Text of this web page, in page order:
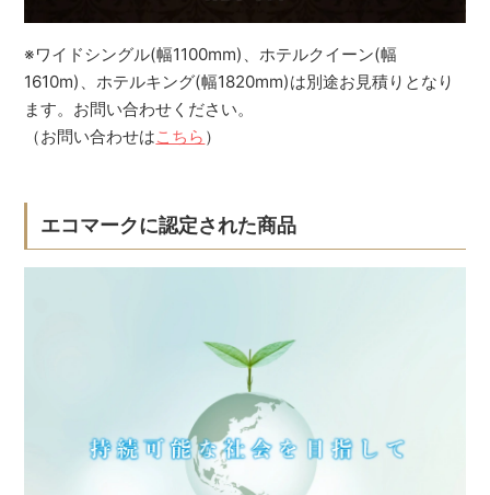
※ワイドシングル(幅1100mm)、ホテルクイーン(幅
1610m)、ホテルキング(幅1820mm)は別途お見積りとなり
ます。お問い合わせください。
（お問い合わせはこちら ）
エコマークに認定された商品